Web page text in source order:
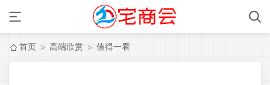
首页 > 高端欣赏 > 值得一看